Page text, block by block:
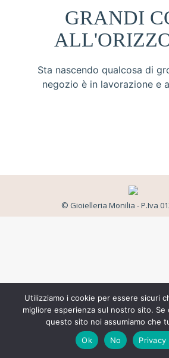
GRANDI
Sta nascendo qualcosa di
negozio è in lavorazione e
© Gioielleria Monilia - P.Iva
Utilizziamo i cookie per essere sicuri
migliore esperienza sul nostro sito. Se
questo sito noi assumiamo che
Ok
No Privacy